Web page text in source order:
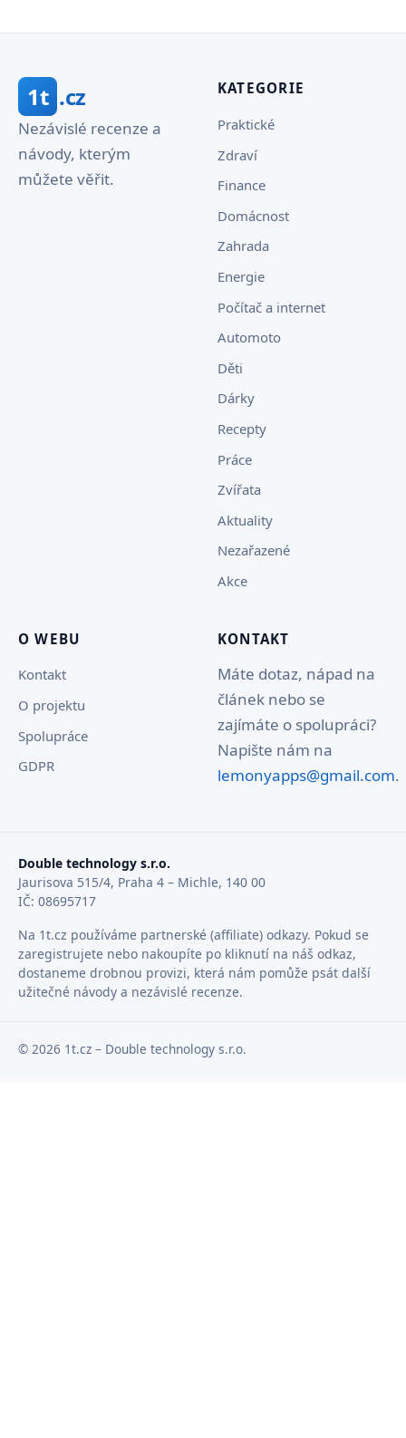
1t .cz
Nezávislé recenze a
návody, kterým
můžete věřit.
KATEGORIE
Praktické
Zdraví
Finance
Domácnost
Zahrada
Energie
Počítač a internet
Automoto
Děti
Dárky
Recepty
Práce
Zvířata
Aktuality
Nezařazené
Akce
O WEBU
Kontakt
O projektu
Spolupráce
GDPR
KONTAKT
Máte dotaz, nápad na
článek nebo se
zajímáte o spolupráci?
Napište nám na
lemonyapps@gmail.com.
Double technology s.r.o.
Jaurisova 515/4, Praha 4 – Michle, 140 00
IČ: 08695717
Na 1t.cz používáme partnerské (affiliate) odkazy. Pokud se
zaregistrujete nebo nakoupíte po kliknutí na náš odkaz,
dostaneme drobnou provizi, která nám pomůže psát další
užitečné návody a nezávislé recenze.
© 2026 1t.cz – Double technology s.r.o.